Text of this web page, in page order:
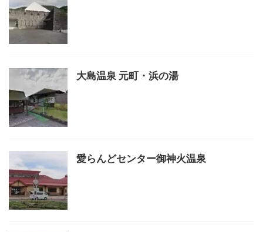
大島温泉 元町・浜の湯
愛らんどセンター御神火温泉